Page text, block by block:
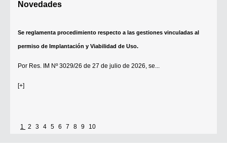
Novedades
Se reglamenta procedimiento respecto a las gestiones vinculadas al
permiso de Implantación y Viabilidad de Uso.
Por Res. IM Nº 3029/26 de 27 de julio de 2026, se...
[+]
Se establece que estarán exonerados del pago de tasas y sellados los
1 2 3 4 5 6 7 8 9 10